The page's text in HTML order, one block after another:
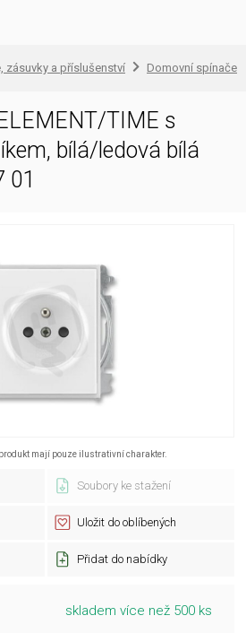
zásuvky a příslušenství Domovní spínače
TIME s
bílá/ledová bílá
01
mají pouze ilustrativní charakter.
Soubory ke stažení
Uložit do oblíbených
Přidat do nabídky
skladem více než 500 ks